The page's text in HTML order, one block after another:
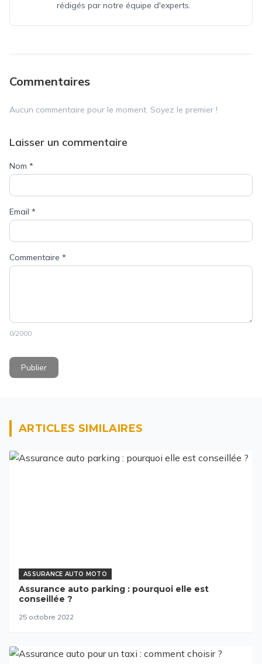
rédigés par notre équipe d'experts.
Commentaires
Aucun commentaire pour le moment. Soyez le premier !
Laisser un commentaire
Nom *
Email *
Commentaire *
0/2000
Publier
ARTICLES SIMILAIRES
ASSURANCE AUTO MOTO
Assurance auto parking : pourquoi elle est
conseillée ?
25 octobre 2022